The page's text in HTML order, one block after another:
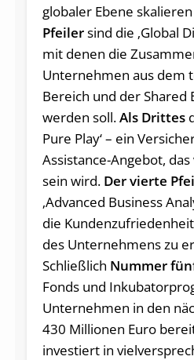
globaler Ebene
Pfeilersind die ‚Global
mit denen die
Unternehmen aus dem
Bereich und der
werden soll.Als Drittes
Pure Play‘ – ein
Assistance-Angebot,
sein wird. Der vierte
‚Advanced Business
die
des Unternehmens zu
Schließlich Nummer
Fonds und
Unternehmen in den
430 Millionen Euro
investiert in